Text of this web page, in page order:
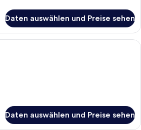
Daten auswählen und Preise sehen
Ein Hotelzimmer mit einem großen
Daten auswählen und Preise sehen